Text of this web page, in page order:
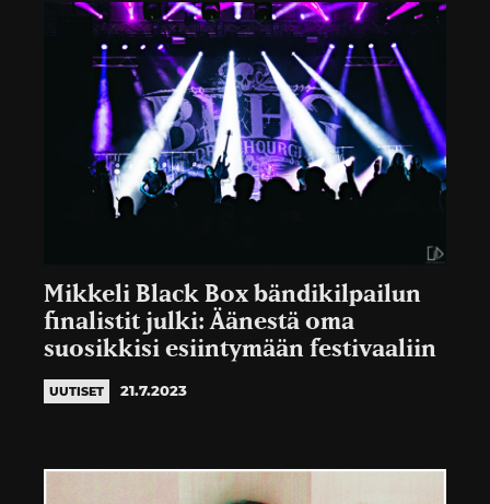
Mikkeli Black Box bändikilpailun
finalistit julki: Äänestä oma
suosikkisi esiintymään festivaaliin
UUTISET 21.7.2023